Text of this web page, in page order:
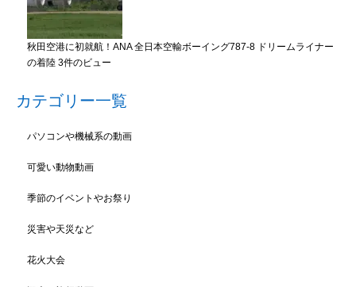
秋田空港に初就航！ANA 全日本空輸ボーイング787-8 ドリームライナー
の着陸 3件のビュー
カテゴリー一覧
パソコンや機械系の動画
可愛い動物動画
季節のイベントやお祭り
災害や天災など
花火大会